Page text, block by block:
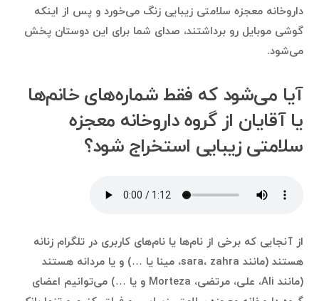
داروخانه معجزه سلامتی زیبایی زنگ می‌خورد و پس از اینکه
گوشی موبایل رو برداشتند، صدای شما برای این دوستان پخش
می‌شود.
آیا می‌شود که فقط شماره‌های خانم‌ها
یا آقایان از گروه داروخانه معجزه
سلامتی زیبایی استخراج شود؟
از آنجایی که برخی از نام‌ها یا نام‌های کاربری در تلگرام زنانه
هستند (مانند sara، zahra، مینا یا …) و یا مردانه هستند
(مانند Ali، علی، مرتضی، Morteza و یا …) می‌توانیم اعضای